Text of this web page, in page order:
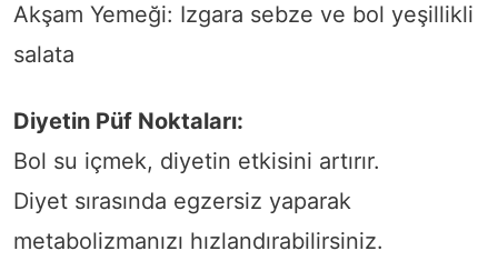
Akşam Yemeği: Izgara sebze ve bol yeşillikli
salata
Diyetin Püf Noktaları:
Bol su içmek, diyetin etkisini artırır.
Diyet sırasında egzersiz yaparak
metabolizmanızı hızlandırabilirsiniz.